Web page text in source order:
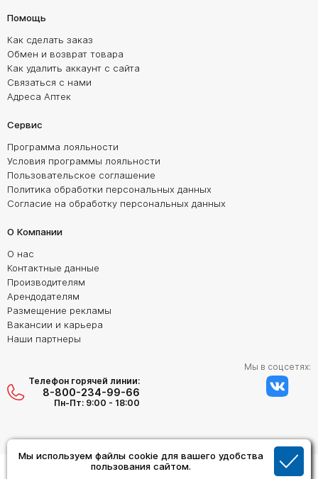
Мы используем файлы cookie для вашего удобства
пользования сайтом.
Помощь
Как сделать заказ
Обмен и возврат товара
Как удалить аккаунт с сайта
Связаться с нами
Адреса Аптек
Сервис
Программа лояльности
Условия программы лояльности
Пользовательское соглашение
Политика обработки персональных данных
Согласие на обработку персональных данных
О Компании
О нас
Контактные данные
Производителям
Арендодателям
Размещение рекламы
Вакансии и карьера
Наши партнеры
Телефон горячей линии:
8-800-234-99-66
Пн-Пт: 9:00 - 18:00
Мы в соцсетях: